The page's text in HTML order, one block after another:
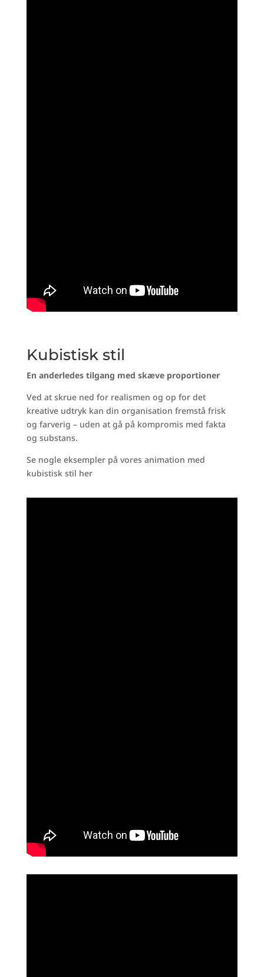
Kubistisk stil
En anderledes tilgang med skæve proportioner
Ved at skrue ned for realismen og op for det
kreative udtryk kan din organisation fremstå frisk
og farverig – uden at gå på kompromis med fakta
og substans.
Se nogle eksempler på vores animation med
kubistisk stil her